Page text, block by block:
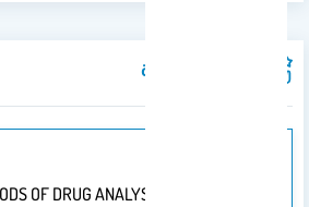
المواد الدراسية
OF DRUG ANALYSIS&nbsp; The